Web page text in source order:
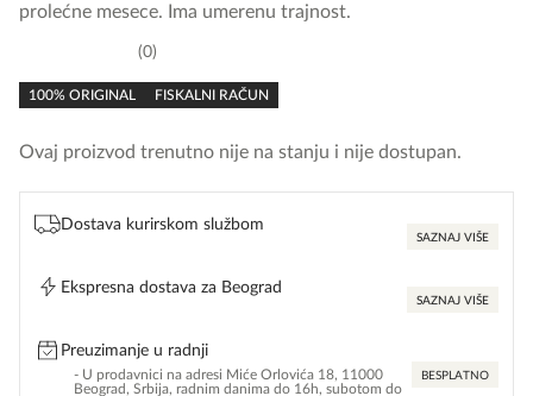
rating
0
100% ORIGINAL FISKALNI RAČUN
prolećne mesece. Ima umerenu trajnost.
Ovaj proizvod trenutno nije na stanju i nije dostupan.
Dostava kurirskom službom
SAZNAJ VIŠE
Ekspresna dostava za Beograd
SAZNAJ VIŠE
Preuzimanje u radnji
- U prodavnici na adresi Miće Orlovića 18, 11000
Beograd, Srbija, radnim danima do 16h, subotom do
BESPLATNO